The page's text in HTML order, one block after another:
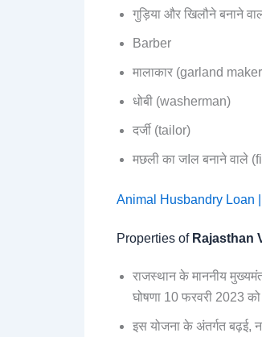
गुड़िया और खिलौने बनाने
Barber
मालाकार (garland
धोबी (washerman)
दर्जी (tailor)
मछली का जIल बनाने वाले
Animal Husbandry Loan
Properties of Rajasthan
राजस्थान के माननीय
घोषणा 10 फरवरी 2023
इस योजना के अंतर्गत बढ़ई,